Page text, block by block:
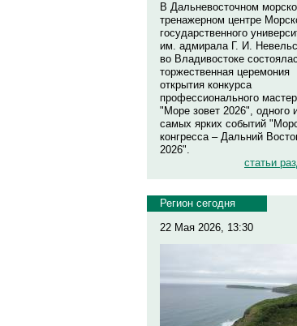
В Дальневосточном
тренажерном центре
государственного
им. адмирала Г. И.
во Владивостоке
торжественная церемония
открытия конкурса
профессионального
"Море зовет 2026", одного
самых ярких событий
конгресса – Дальний
2026".
статьи
Регион сегодня
22 Мая 2026, 13:30